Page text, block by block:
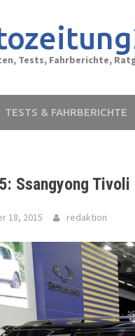
Tests, Fahrberichte,
TESTS & FAHRBERICHTE
Ssangyong
18, 2015 redaktion